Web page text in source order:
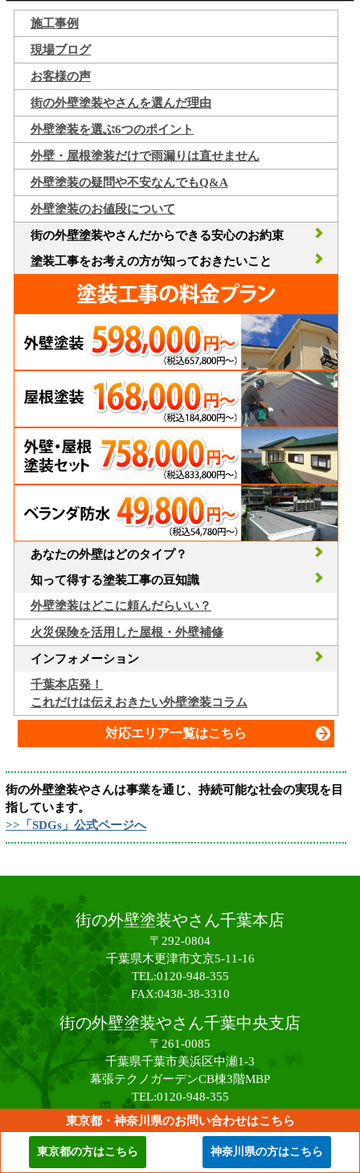
施工事例
現場ブログ
お客様の声
街の外壁塗装やさんを選んだ理由
外壁塗装を選ぶ6つのポイント
外壁・屋根塗装だけで雨漏りは直せません
外壁塗装の疑問や不安なんでもQ&A
外壁塗装のお値段について
街の外壁塗装やさんだからできる安心のお約束
塗装工事をお考えの方が知っておきたいこと
あなたの外壁はどのタイプ？
知って得する塗装工事の豆知識
外壁塗装はどこに頼んだらいい？
火災保険を活用した屋根・外壁補修
インフォメーション
千葉本店発！
これだけは伝えおきたい外壁塗装コラム
対応エリア一覧はこちら
街の外壁塗装やさんは事業を通じ、持続可能な社会の実現を目
指しています。
>>「SDGs」公式ページへ
東京都・神奈川県のお問い合わせはこちら
東京都の方はこちら 神奈川県の方はこちら
街の外壁塗装やさん千葉本店
〒292-0804
千葉県木更津市文京5-11-16
TEL:0120-948-355
FAX:0438-38-3310
街の外壁塗装やさん千葉中央支店
〒261-0085
千葉県千葉市美浜区中瀬1-3
幕張テクノガーデンCB棟3階MBP
TEL:0120-948-355
FAX:0438-38-3310
Copy right c 2017 街の外壁塗装やさん All Rights Reserved.